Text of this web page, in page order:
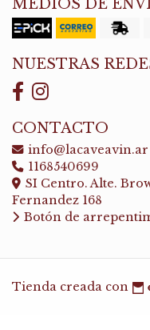
MEDIOS DE
NUESTRAS
CONTACTO
info@lacaveavin.ar
1168540699
SI Centro. Alte.
Fernandez 168
Botón de
Tienda creada con